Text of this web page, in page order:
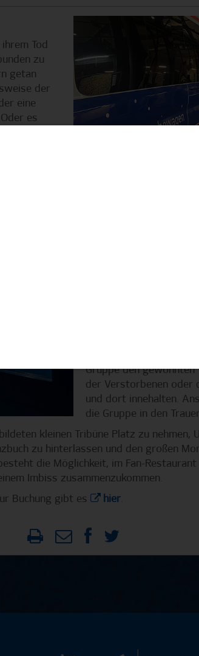
Tod
zu
getan
der
eine
es
und
ist der
unter der
„Gedenkort Museum“
Raumes im HSV-
steht die
individuelle
Anhänger durch
Das Angebot „Trauer
weiterhin einen
Gruppe den
der Verstorbenen oder
und dort innehalten.
die Gruppe in den
kleinen Tribüne Platz zu nehmen,
zu hinterlassen und den großen
die Möglichkeit, im Fan-
Imbiss zusammenzukommen.
Buchung gibt es
hier.